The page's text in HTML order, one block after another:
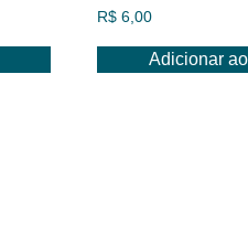
R$ 6,00
Adicionar